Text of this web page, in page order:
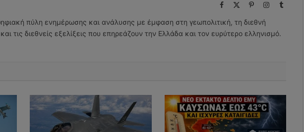
Facebook PinterestInstagramTumblr
πύλη ενημέρωσης και ανάλυσης με έμφαση στη γεωπολιτική, τη διεθνή
τις διεθνείς εξελίξεις που επηρεάζουν την Ελλάδα και τον ευρύτερο ελληνισμό.